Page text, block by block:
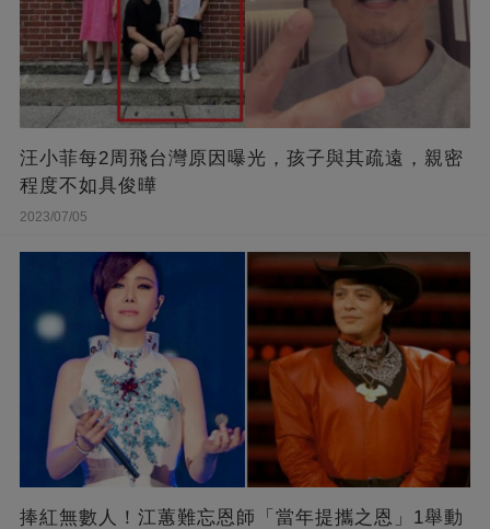
汪小菲每2周飛台灣原因曝光，孩子與其疏遠，親密
程度不如具俊曄
2023/07/05
捧紅無數人！江蕙難忘恩師「當年提攜之恩」1舉動